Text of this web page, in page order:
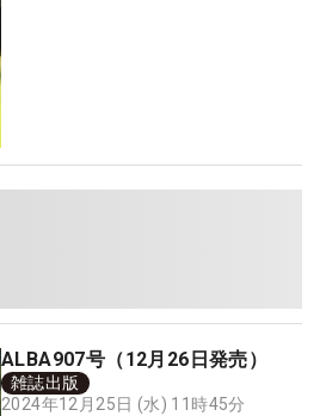
ALBA907号（12月26日発売）
雑誌出版
2024年12月25日 (水) 11時45分